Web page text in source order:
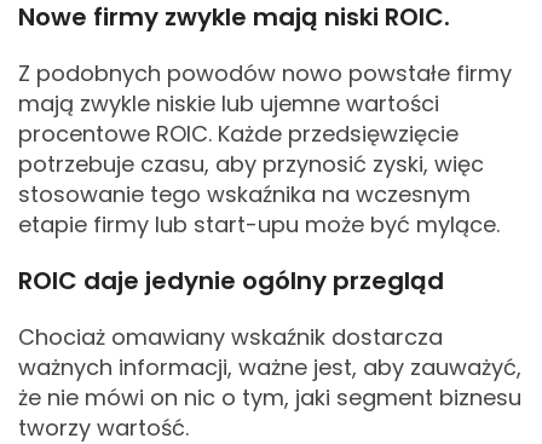
Nowe firmy zwykle mają niski ROIC.
Z podobnych powodów nowo powstałe firmy
mają zwykle niskie lub ujemne wartości
procentowe ROIC. Każde przedsięwzięcie
potrzebuje czasu, aby przynosić zyski, więc
stosowanie tego wskaźnika na wczesnym
etapie firmy lub start-upu może być mylące.
ROIC daje jedynie ogólny przegląd
Chociaż omawiany wskaźnik dostarcza
ważnych informacji, ważne jest, aby zauważyć,
że nie mówi on nic o tym, jaki segment biznesu
tworzy wartość.